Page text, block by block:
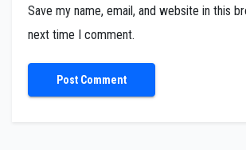
Save my name, email, and website in this
next time I comment.